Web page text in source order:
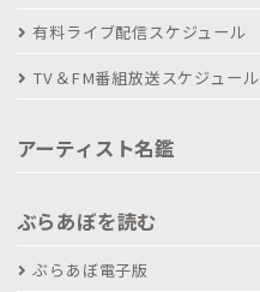
有料ライブ配信スケジュール
TV＆FM番組放送スケジュール
アーティスト名鑑
ぶらあぼを読む
ぶらあぼ電子版